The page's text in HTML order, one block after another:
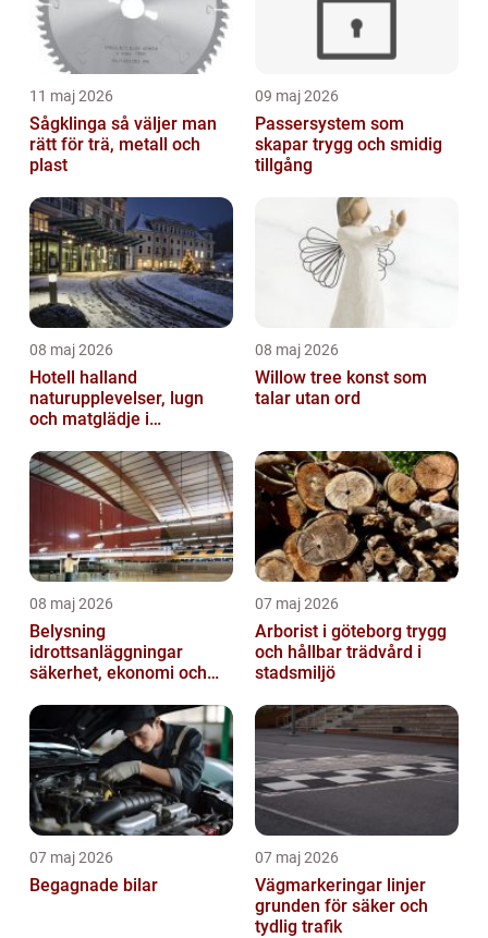
11 maj 2026
Sågklinga så väljer man
rätt för trä, metall och
plast
09 maj 2026
Passersystem som
skapar trygg och smidig
tillgång
08 maj 2026
Hotell halland
naturupplevelser, lugn
och matglädje i
08 maj 2026
Willow tree konst som
talar utan ord
08 maj 2026
Belysning
idrottsanläggningar
säkerhet, ekonomi och
07 maj 2026
Arborist i göteborg trygg
och hållbar trädvård i
stadsmiljö
07 maj 2026
Begagnade bilar
07 maj 2026
Vägmarkeringar linjer
grunden för säker och
tydlig trafik